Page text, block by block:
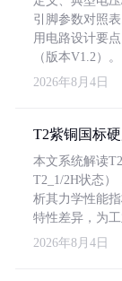
引脚参数对照
用电路设计要
（版本V1.2）。
2026年8月4日
T2紫铜国标
本文系统解读
T2_1/2H状态）
析其力学性能
特性差异，为工
2026年8月4日